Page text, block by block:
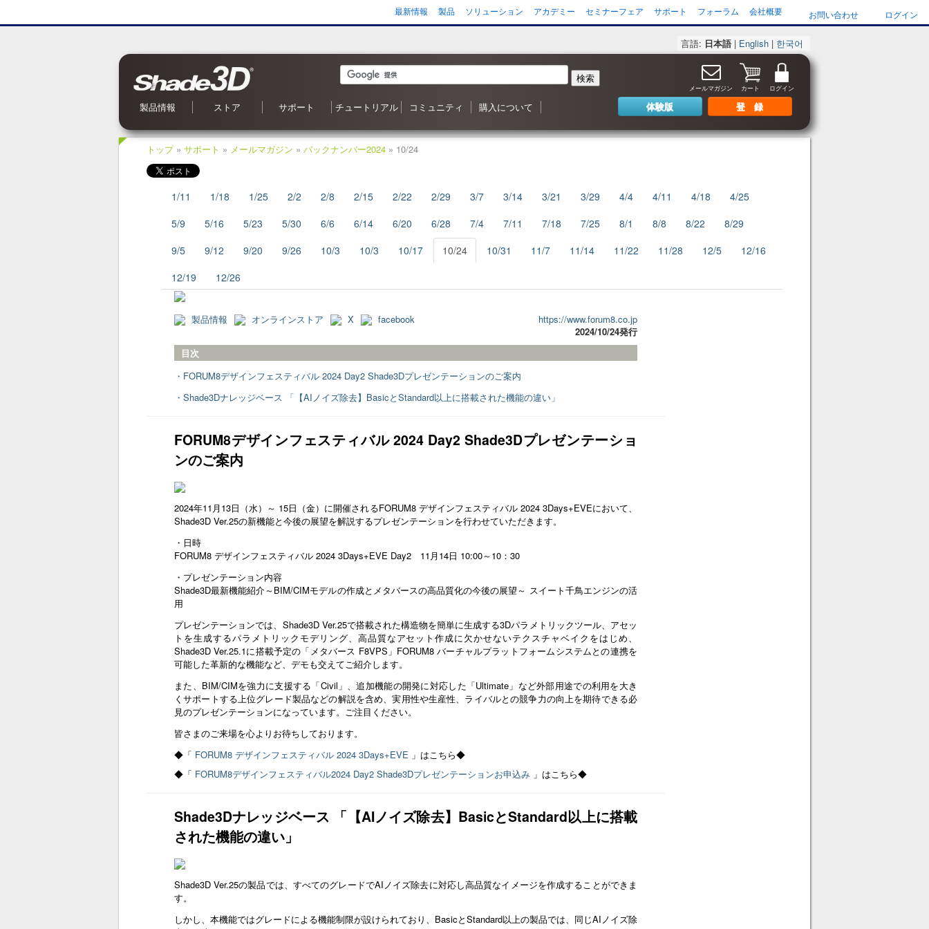
最新情報 製品 ソリューション アカデミー セミナーフェア サポート フォーラム 会社概要 お問い合わせ ログイン
言語: 日本語| English | 한국어
検索
製品情報
Shade3D Ver.27
CG入力支援サービス
BIM/CIM 設計照査ツール
ブロックUIプログラミングツール
3Dパラメトリックツール
Civil・Ultimate とは
Shade3D SDK
Shade3D AI 生成ツール
Shade3D Shapeasy
マジカルスケッチ 3D
Shade3D 公式ガイドブック
Shade3D 検定ガイドブック
Shade3D Panorama View
Shade3D 実用3Dデータ集 森シリーズ
ストア
オンラインストア
ご利用案内
マーケットプレイス
特集記事
Shade3D 実用3Dデータ集 森シリーズ
サポート
お問い合わせ
OS 別対応状況
よくあるご質問（FAQ）
オンラインヘルプ
アップデータ
メールマガジン
Shade3D ナレッジベースへようこそ
チュートリアル
目次
Shade3D 操作ガイダンス
Shade3D の使い方
カスタマイズはいかがですか？
シャーロットのチュートリアル
ビデオチュートリアル
ポリゴンメッシュでキャラクタを作成
アニメーション事始め
チャレンジ！3D
Adobe製品と連携！
書籍リスト
コミュニティ
Shade3D フォーラム
事例紹介・インタビュー
特集・コンテスト
ギャラリー
購入について
Shade3D 製品のご購入について
Shapeasy の購入
マジカルスケッチ 3D の購入
体験版 登 録
ログイン
カート
メールマガジン
トップ» サポート » メールマガジン » バックナンバー2024 » 10/24
1/11 1/18 1/25 2/2 2/8 2/15 2/22 2/29 3/7 3/14 3/21 3/29 4/4 4/11 4/18
4/25
5/9
5/16 5/23 5/30 6/6 6/14 6/20 6/28 7/4 7/11 7/18 7/25 8/1 8/8 8/22
8/29
9/5
9/12 9/20 9/26 10/3 10/3 10/17 10/24 10/31 11/7 11/14 11/22 11/28 12/5
12/16
12/19
12/26
製品情報 オンラインストア X facebook
https://www.forum8.co.jp
2024/10/24発行
目次
・FORUM8デザインフェスティバル 2024 Day2 Shade3Dプレゼンテーションのご案内
・Shade3Dナレッジベース 「【AIノイズ除去】BasicとStandard以上に搭載された機能の違い」
FORUM8デザインフェスティバル 2024 Day2 Shade3Dプレゼンテーショ
ンのご案内
2024年11月13日（水）～ 15日（金）に開催されるFORUM8 デザインフェスティバル 2024 3Days+EVEにおいて、
Shade3D Ver.25の新機能と今後の展望を解説するプレゼンテーションを行わせていただきます。
・日時
FORUM8 デザインフェスティバル 2024 3Days+EVE Day2 11月14日 10:00～10：30
・プレゼンテーション内容
Shade3D最新機能紹介～BIM/CIMモデルの作成とメタバースの高品質化の今後の展望～ スイート千鳥エンジンの活
用
プレゼンテーションでは、Shade3D Ver.25で搭載された構造物を簡単に生成する3Dパラメトリックツール、アセッ
トを生成するパラメトリックモデリング、高品質なアセット作成に欠かせないテクスチャベイクをはじめ、
Shade3D Ver.25.1に搭載予定の「メタバース F8VPS」FORUM8 バーチャルプラットフォームシステムとの連携を
可能した革新的な機能など、デモも交えてご紹介します。
また、BIM/CIMを強力に支援する「Civil」、追加機能の開発に対応した「Ultimate」など外部用途での利用を大き
くサポートする上位グレード製品などの解説を含め、実用性や生産性、ライバルとの競争力の向上を期待できる必
見のプレゼンテーションになっています。ご注目ください。
皆さまのご来場を心よりお待ちしております。
◆「 FORUM8 デザインフェスティバル 2024 3Days+EVE 」はこちら◆
◆「 FORUM8デザインフェスティバル2024 Day2 Shade3Dプレゼンテーションお申込み 」はこちら◆
Shade3Dナレッジベース 「【AIノイズ除去】BasicとStandard以上に搭載
された機能の違い」
Shade3D Ver.25の製品では、すべてのグレードでAIノイズ除去に対応し高品質なイメージを作成することができま
す。
しかし、本機能ではグレードによる機能制限が設けられており、BasicとStandard以上の製品では、同じAIノイズ除